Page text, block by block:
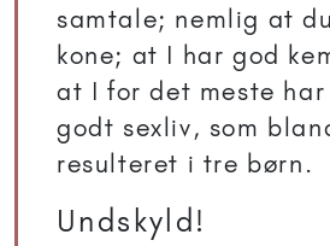
samtale; nemlig at
kone; at I har god
at I for det meste
godt sexliv, som
resulteret i tre børn.
Undskyld!